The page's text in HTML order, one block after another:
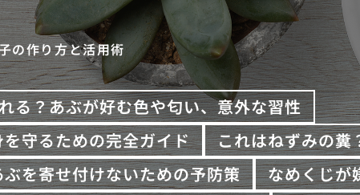
の作り方と活用術
る？あぶが好む色や匂い、意外な習性
守るための完全ガイド
これはねずみの糞
を寄せ付けないための予防策
なめくじが